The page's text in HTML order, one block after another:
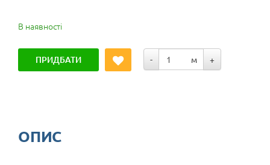
В наявності
ПРИДБАТИ - м +
ОПИС